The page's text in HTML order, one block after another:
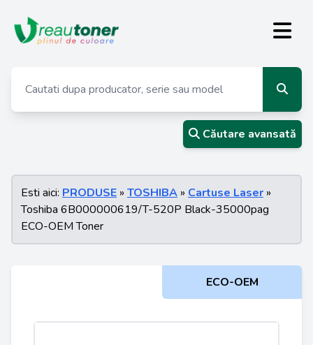
Căutare avansată
Esti aici: PRODUSE » TOSHIBA » Cartuse Laser »
Toshiba 6B000000619/T-520P Black-35000pag
ECO-OEM Toner
ECO-OEM